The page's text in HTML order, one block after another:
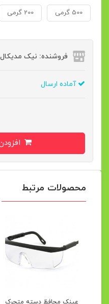
500 گرمی 200 گرمی
فروشنده: نیک مدیکال
آماده ارسال
محصولات مرتبط
عینک محافظ دسته متحرک